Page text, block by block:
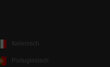
Italienisch
Portugiesisch